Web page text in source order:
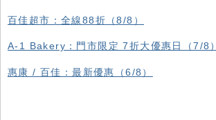
百佳超市：全線88折（8/8）
A-1 Bakery：門市限定 7折大優惠日（7/8）
惠康 / 百佳：最新優惠（6/8）